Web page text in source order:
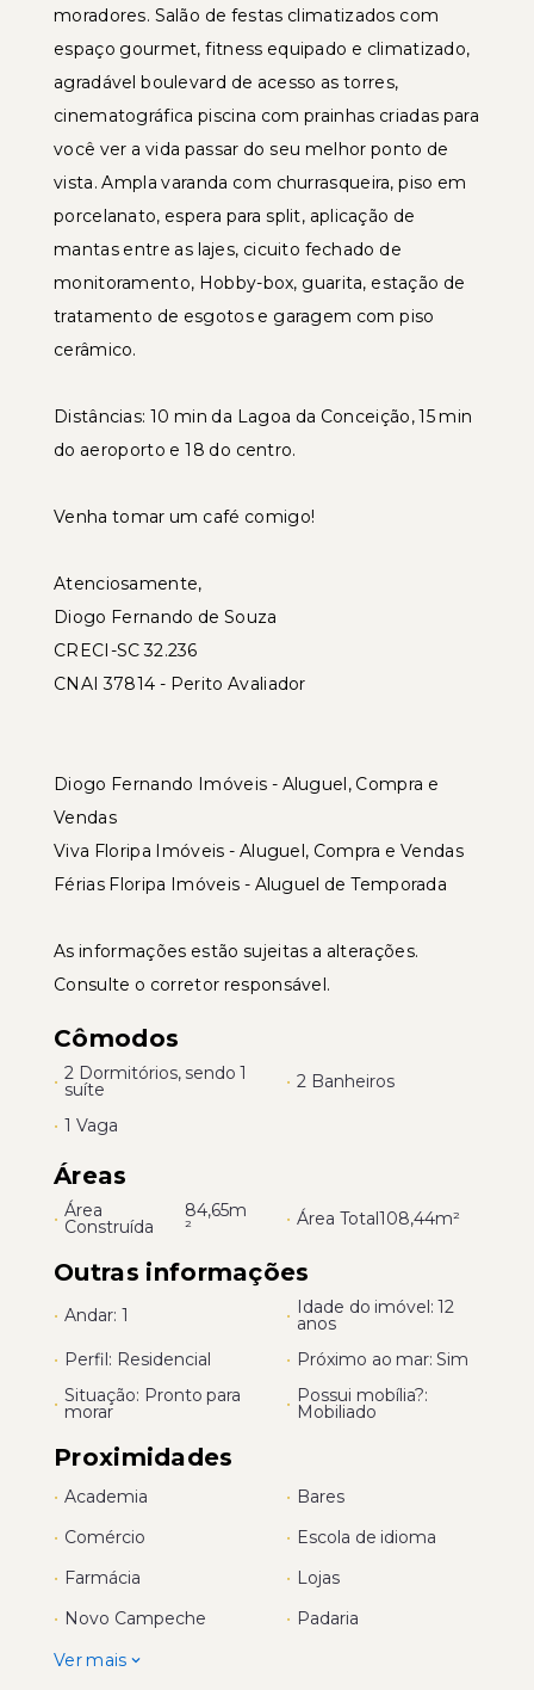
moradores. Salão de festas climatizados com
espaço gourmet, fitness equipado e climatizado,
agradável boulevard de acesso as torres,
cinematográfica piscina com prainhas criadas para
você ver a vida passar do seu melhor ponto de
vista. Ampla varanda com churrasqueira, piso em
porcelanato, espera para split, aplicação de
mantas entre as lajes, cicuito fechado de
monitoramento, Hobby-box, guarita, estação de
tratamento de esgotos e garagem com piso
cerâmico.
Distâncias: 10 min da Lagoa da Conceição, 15 min
do aeroporto e 18 do centro.
Venha tomar um café comigo!
Atenciosamente,
Diogo Fernando de Souza
CRECI-SC 32.236
CNAI 37814 - Perito Avaliador
Diogo Fernando Imóveis - Aluguel, Compra e
Vendas
Viva Floripa Imóveis - Aluguel, Compra e Vendas
Férias Floripa Imóveis - Aluguel de Temporada
As informações estão sujeitas a alterações.
Consulte o corretor responsável.
Cômodos
• 2 Dormitórios, sendo 1
suíte • 2 Banheiros
• 1 Vaga
Áreas
• Área
Construída
84,65m
² • Área Total108,44m²
Outras informações
• Andar: 1 • Idade do imóvel: 12
anos
• Perfil: Residencial • Próximo ao mar: Sim
• Situação: Pronto para
morar • Possui mobília?:
Mobiliado
Proximidades
• Academia • Bares
• Comércio • Escola de idioma
• Farmácia • Lojas
• Novo Campeche • Padaria
Ver mais